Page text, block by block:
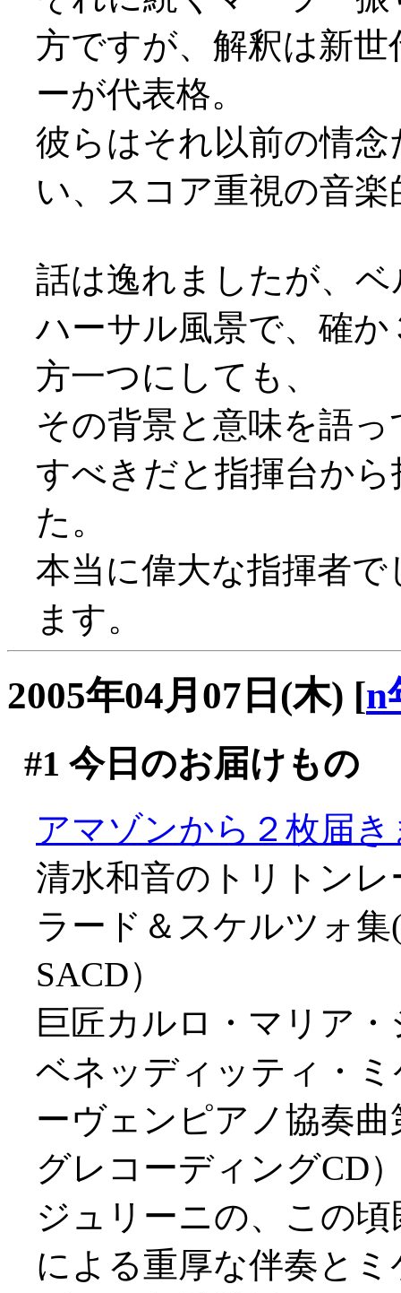
方ですが、解釈は新
ーが代表格。
彼らはそれ以前の情
い、スコア重視の音
話は逸れましたが、
ハーサル風景で、確
方一つにしても、
その背景と意味を語
すべきだと指揮台か
た。
本当に偉大な指揮者
ます。
2005年04月07日(木) [n
#1 今日のお届けもの
アマゾンから２枚届
清水和音のトリトン
ラード＆スケルツォ
SACD）
巨匠カルロ・マリア
ベネッディッティ・
ーヴェンピアノ協奏
グレコーディングCD
ジュリーニの、この
による重厚な伴奏と